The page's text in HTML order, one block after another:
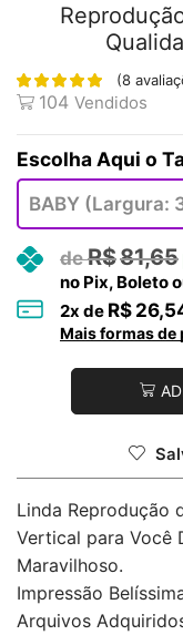
(8
104 Vendidos
R$81,65
no Pix, Boleto
2x de R$
Mais formas de
Linda Reprodução
Vertical para Você
Maravilhoso.
Impressão
Arquivos